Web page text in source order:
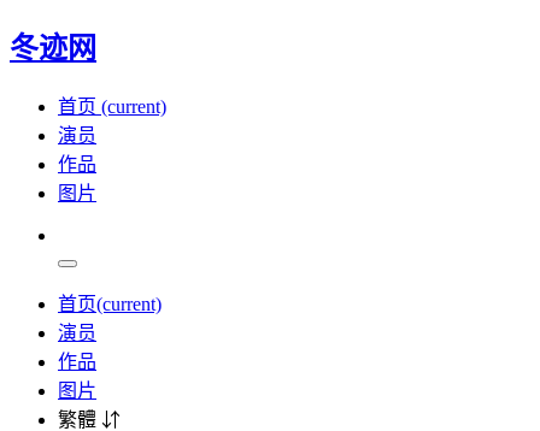
冬迹网
首页 (current)
演员
作品
图片
首页(current)
演员
作品
图片
繁體 ⇵